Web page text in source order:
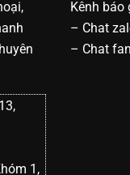
1,
Kênh báo
– Chat
– Chat